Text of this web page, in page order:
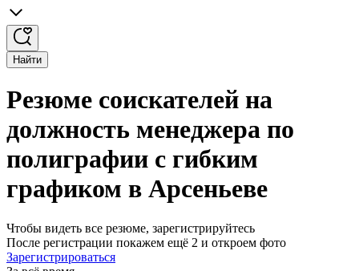
Найти
Резюме соискателей на
должность менеджера по
полиграфии с гибким
графиком в Арсеньеве
Чтобы видеть все резюме, зарегистрируйтесь
После регистрации покажем ещё 2 и откроем фото
Зарегистрироваться